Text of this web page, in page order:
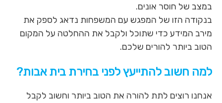
במצב של חוסר אונים.
בנקודה הזו של המפגש עם המשפחות נדאג לספק את
מירב המידע כדי שתוכל ולקבל את ההחלטה על המקום
הטוב ביותר להורים שלכם.
למה חשוב להתייעץ לפני בחירת בית אבות?
אנחנו רוצים לתת להורה את הטוב ביותר וחשוב לקבל